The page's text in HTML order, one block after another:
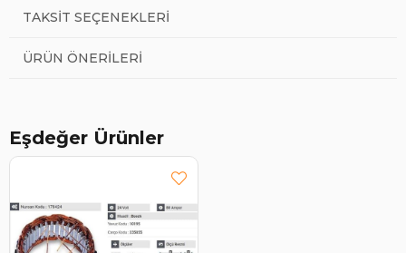
TAKSIT SEÇENEKLERI
ÜRÜN ÖNERILERI
Eşdeğer Ürünler